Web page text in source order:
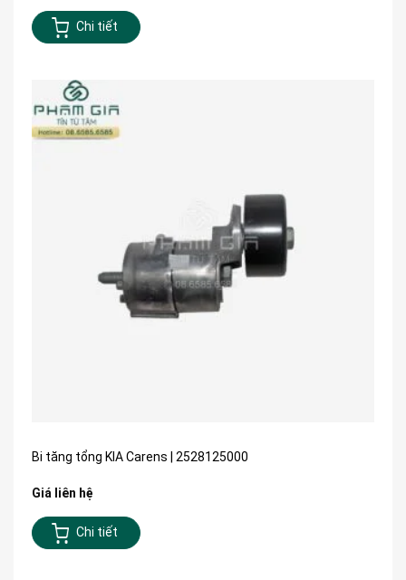
Chi tiết
Bi tăng tổng KIA Carens | 2528125000
Giá liên hệ
Chi tiết